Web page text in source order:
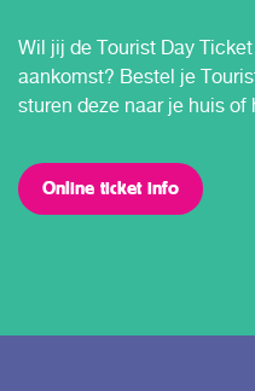
Wil jij de Tourist Day
aankomst? Bestel je
sturen deze naar je huis of
Online ticket info